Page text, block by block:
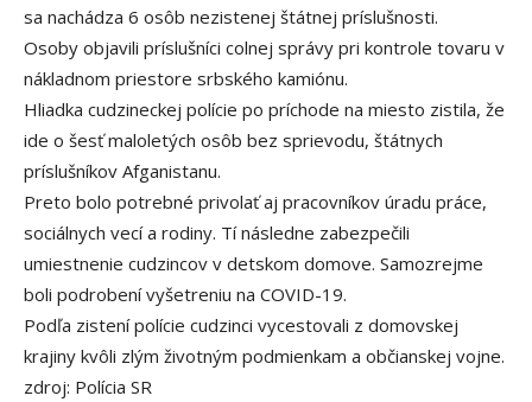
sa nachádza 6 osôb nezistenej štátnej príslušnosti.
Osoby objavili príslušníci colnej správy pri kontrole tovaru v
nákladnom priestore srbského kamiónu.
Hliadka cudzineckej polície po príchode na miesto zistila, že
ide o šesť maloletých osôb bez sprievodu, štátnych
príslušníkov Afganistanu.
Preto bolo potrebné privolať aj pracovníkov úradu práce,
sociálnych vecí a rodiny. Tí následne zabezpečili
umiestnenie cudzincov v detskom domove. Samozrejme
boli podrobení vyšetreniu na COVID-19.
Podľa zistení polície cudzinci vycestovali z domovskej
krajiny kvôli zlým životným podmienkam a občianskej vojne.
zdroj: Polícia SR